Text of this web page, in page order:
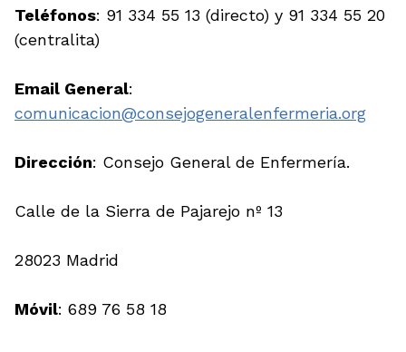
Teléfonos: 91 334 55 13 (directo) y 91 334 55 20
(centralita)
Email General:
comunicacion@consejogeneralenfermeria.org
Dirección: Consejo General de Enfermería.
Calle de la Sierra de Pajarejo nº 13
28023 Madrid
Móvil: 689 76 58 18